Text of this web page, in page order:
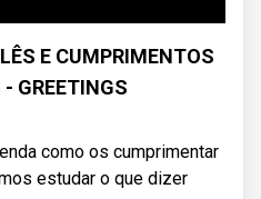
E CUMPRIMENTOS
GREETINGS
como os cumprimentar
estudar o que dizer